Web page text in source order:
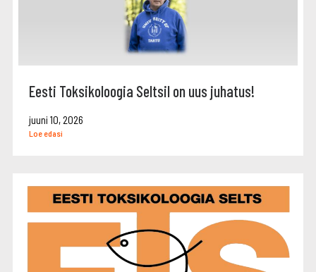
Eesti Toksikoloogia Seltsil on uus juhatus!
juuni 10, 2026
Loe edasi